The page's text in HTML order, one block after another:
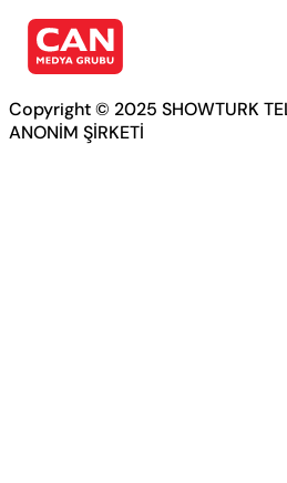
Copyright © 2025 SHOWTURK
ANONİM ŞİRKETİ